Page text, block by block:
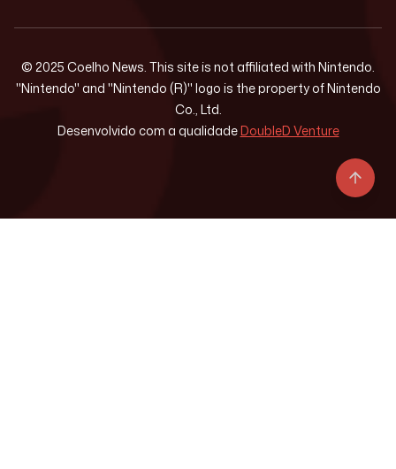
© 2025 Coelho News. This site is not affiliated with Nintendo.
"Nintendo" and "Nintendo (R)" logo is the property of Nintendo
Co., Ltd.
Desenvolvido com a qualidadeDoubleD Venture